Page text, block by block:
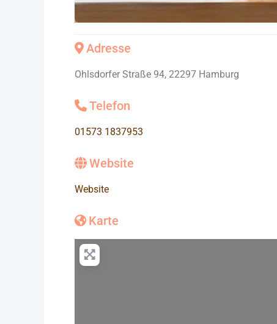
Adresse
Ohlsdorfer Straße 94, 22297 Hamburg
Telefon
01573 1837953
Website
Website
Karte